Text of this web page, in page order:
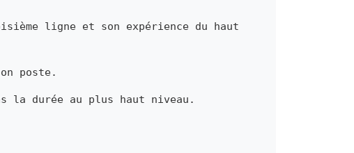
ligne et son expérience du haut
poste.
durée au plus haut niveau.